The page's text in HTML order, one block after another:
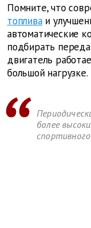
Помните, что
топливаи
автоматические
подбирать
двигатель
большой нагрузке.
более